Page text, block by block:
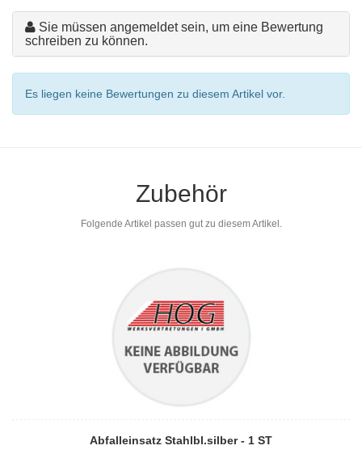
Sie müssen angemeldet sein, um eine Bewertung
schreiben zu können.
Es liegen keine Bewertungen zu diesem Artikel vor.
Zubehör
Folgende Artikel passen gut zu diesem Artikel.
Abfalleinsatz Stahlbl.silber - 1 ST